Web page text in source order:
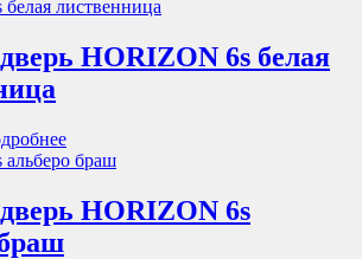
HORIZON 6s белая
HORIZON 6s